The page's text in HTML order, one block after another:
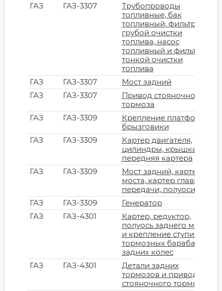
ГАЗ
ГАЗ-3307
Трубопроводы
топливные, бак
топливный, фильтр
грубой очистки
топлива, насос
топливный и фильтр
тонкой очистки
топлива
ГАЗ
ГАЗ-3307
Мост задний
ГАЗ
ГАЗ-3307
Привод стояночного
тормоза
ГАЗ
ГАЗ-3309
Крепление платформы,
брызговики
ГАЗ
ГАЗ-3309
Картер двигателя,
цилиндры, крышка
передняя картера
ГАЗ
ГАЗ-3309
Мост задний, картер
моста, картер главной
передачи, полуоси
ГАЗ
ГАЗ-3309
Генератор
ГАЗ
ГАЗ-4301
Картер, редуктор,
полуось заднего моста
и крепление ступиц,
тормозных барабанов
задних колес
ГАЗ
ГАЗ-4301
Детали задних
тормозов и привода
стояночного тормоза